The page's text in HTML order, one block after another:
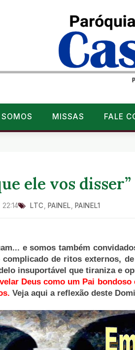
MISSAS FALE
ele vos disser”
22:14 LTC PAINEL PAINEL1
e somos também
complicado de ritos externos,
insuportável que tiraniza e
Deus como um Pai
Veja aqui a reflexão deste